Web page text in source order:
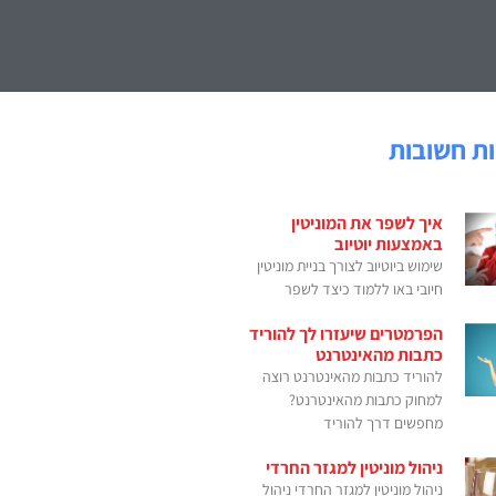
חשובות
איך לשפר את המוניטין
באמצעות יוטיוב
שימוש ביוטיוב לצורך בניית מוניטין
חיובי באו ללמוד כיצד לשפר
הפרמטרים שיעזרו לך להוריד
כתבות מהאינטרנט
להוריד כתבות מהאינטרנט רוצה
למחוק כתבות מהאינטרנט?
מחפשים דרך להוריד
ניהול מוניטין למגזר החרדי
ניהול מוניטין למגזר החרדי ניהול